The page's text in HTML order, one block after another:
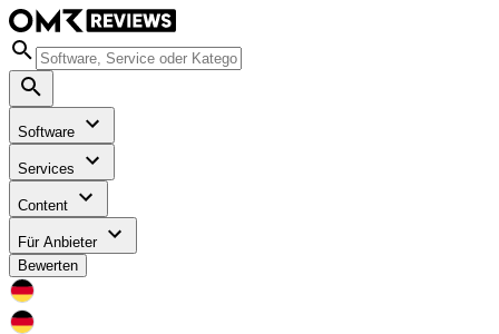
Software
Services
Content
Für Anbieter
Bewerten